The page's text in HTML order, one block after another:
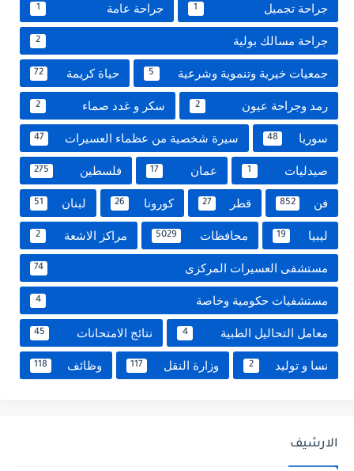
جراحة تجميل 1 جراحة عامة 1
جراحة مسالك بولية 2
جمعيات خيرية وتنموية وشرعية 5 حياة كريمة 72
رمد وجراحة عيون 2 سكر و غدد صماء 2
سوريا 48 سيرة شخصية من عظماء العسيرات 47
صيدليات 1 عمان 17 فلسطين 275
فن 852 قطر 27 كورونا 26 لبنان 51
ليبيا 19 محافظات 5029 مراكز الاشعة 2
مستشفى العسيرات المركزى 74
مستشفيات حكومية وخاصة 4
معامل التحاليل الطبية 4 نتائج الامتحانات 45
نسا و توليد 2 وزارة النقل 117 وظائف 118
الارشيف